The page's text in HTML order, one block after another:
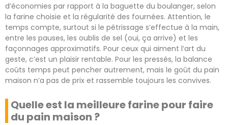
d’économies par rapport à la baguette du boulanger, selon
la farine choisie et la régularité des fournées. Attention, le
temps compte, surtout si le pétrissage s’effectue à la main,
entre les pauses, les oublis de sel (oui, ça arrive) et les
façonnages approximatifs. Pour ceux qui aiment l’art du
geste, c’est un plaisir rentable. Pour les pressés, la balance
coûts temps peut pencher autrement, mais le goût du pain
maison n’a pas de prix et rassemble toujours les convives.
Quelle est la meilleure farine pour faire
du pain maison ?